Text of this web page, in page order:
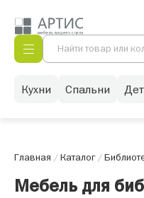
Кухни Спальни
Главная /Каталог/
Мебель для